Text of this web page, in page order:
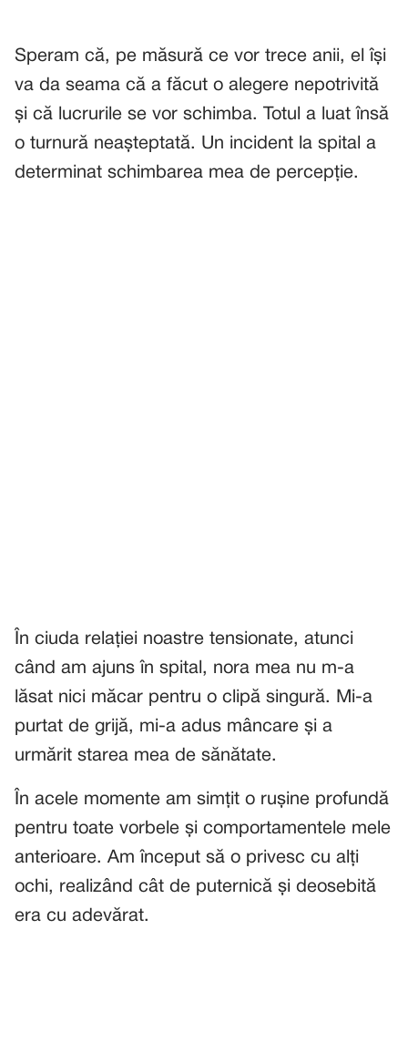
Speram că, pe măsură ce vor trece anii, el își
va da seama că a făcut o alegere nepotrivită
și că lucrurile se vor schimba. Totul a luat însă
o turnură neașteptată. Un incident la spital a
determinat schimbarea mea de percepție.
În ciuda relației noastre tensionate, atunci
când am ajuns în spital, nora mea nu m-a
lăsat nici măcar pentru o clipă singură. Mi-a
purtat de grijă, mi-a adus mâncare și a
urmărit starea mea de sănătate.
În acele momente am simțit o rușine profundă
pentru toate vorbele și comportamentele mele
anterioare. Am început să o privesc cu alți
ochi, realizând cât de puternică și deosebită
era cu adevărat.